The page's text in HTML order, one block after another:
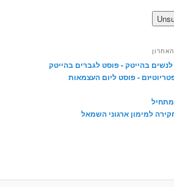
בהייטק - פוסט לגברים בהייטק
- פוסט ליום העצמאות
למימון ארגוני השמאל